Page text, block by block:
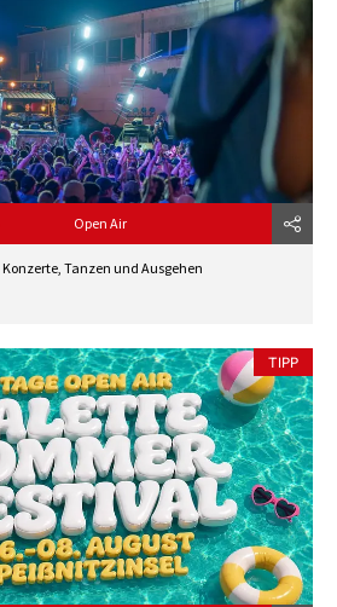
Konzerte, Tanzen und Ausgehen
Open Air
TIPP